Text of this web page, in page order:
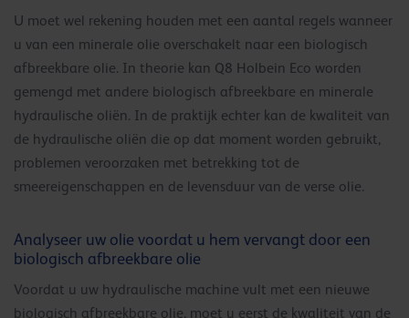
U moet wel rekening houden met een aantal regels wanneer
u van een minerale olie overschakelt naar een biologisch
afbreekbare olie. In theorie kan Q8 Holbein Eco worden
gemengd met andere biologisch afbreekbare en minerale
hydraulische oliën. In de praktijk echter kan de kwaliteit van
de hydraulische oliën die op dat moment worden gebruikt,
problemen veroorzaken met betrekking tot de
smeereigenschappen en de levensduur van de verse olie.
Analyseer uw olie voordat u hem vervangt door een
biologisch afbreekbare olie
Voordat u uw hydraulische machine vult met een nieuwe
biologisch afbreekbare olie, moet u eerst de kwaliteit van de